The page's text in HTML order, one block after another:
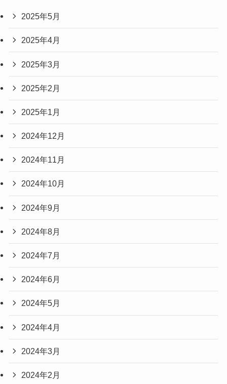
2025年5月
2025年4月
2025年3月
2025年2月
2025年1月
2024年12月
2024年11月
2024年10月
2024年9月
2024年8月
2024年7月
2024年6月
2024年5月
2024年4月
2024年3月
2024年2月